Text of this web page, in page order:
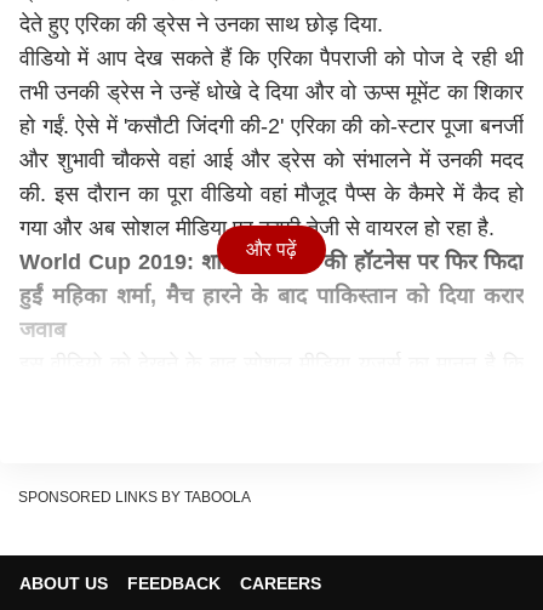
देते हुए एरिका की ड्रेस ने उनका साथ छोड़ दिया.
वीडियो में आप देख सकते हैं कि एरिका पैपराजी को पोज दे रही थी
तभी उनकी ड्रेस ने उन्हें धोखे दे दिया और वो ऊप्स मूमेंट का शिकार
हो गईं. ऐसे में 'कसौटी जिंदगी की-2' एरिका की को-स्टार पूजा बनर्जी
और शुभावी चौकसे वहां आई और ड्रेस को संभालने में उनकी मदद
की. इस दौरान का पूरा वीडियो वहां मौजूद पैप्स के कैमरे में कैद हो
गया और अब सोशल मीडिया पर काफी तेजी से वायरल हो रहा है.
World Cup 2019: शाहिद अफ्रीदी की हॉटनेस पर फिर फिदा
हुईं महिका शर्मा, मैच हारने के बाद पाकिस्तान को दिया करार
जवाब
और पढ़ें
SPONSORED LINKS BY TABOOLA
ABOUT US FEEDBACK CAREERS